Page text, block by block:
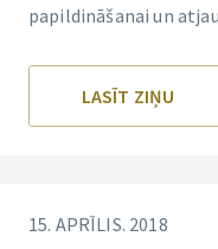
papildināšanai un
LASĪT ZIŅU
15. APRĪLIS. 2018